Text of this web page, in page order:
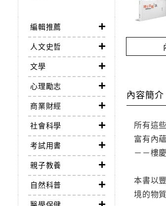
編輯推薦
人文史哲
文學
心理勵志
商業財經
社會科學
考試用書
親子教養
自然科普
內容簡介
所有這
富有內
－－樓
本書以
境的物